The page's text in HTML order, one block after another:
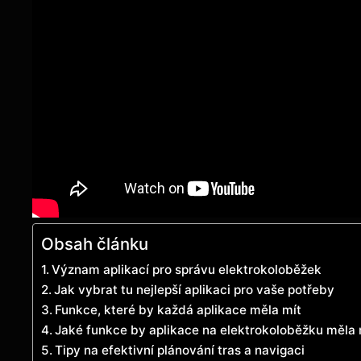
Obsah článku
Význam aplikací pro správu elektrokoloběžek
Jak vybrat tu nejlepší aplikaci pro vaše potřeby
Funkce, které by každá aplikace měla mít
Jaké funkce by aplikace na elektrokoloběžku měla
Tipy na efektivní plánování tras a navigaci